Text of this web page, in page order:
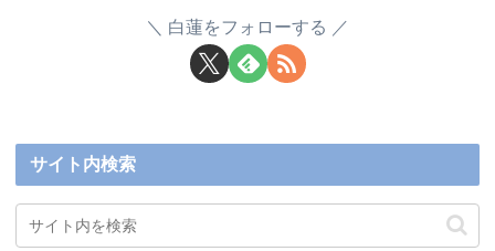
白蓮をフォローする
サイト内検索